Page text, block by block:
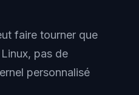
faire tourner que
pas de
personnalisé